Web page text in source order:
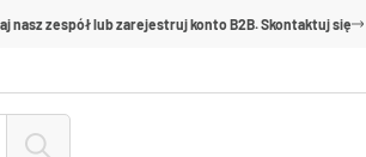
nasz zespół lub zarejestruj konto B2B. Skontaktuj się
rur